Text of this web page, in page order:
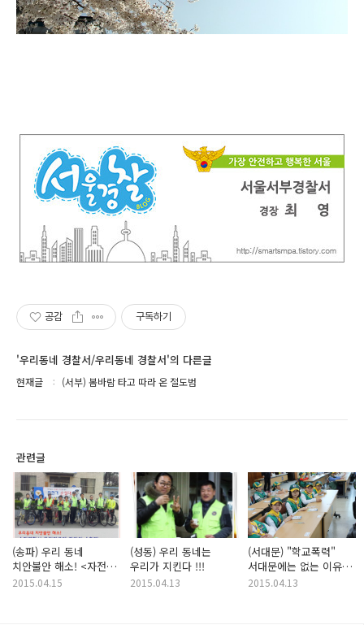
공감 구독하기
'우리동네 경찰서/우리동네 경찰서'의 다른글
현재글 (서부) 봄바람 타고 따라 온 절도범
관련글
(송파) 우리 동네
치안불안 해소! <자전거
순찰대>
2015.04.15
(성동) 우리 동네는
우리가 지킨다 !!!
2015.04.13
(서대문) "학교폭력"
서대문에는 없는 이유가
있었네-
2015.04.13